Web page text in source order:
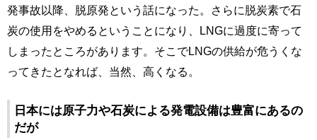
発事故以降、脱原発という話になった。さらに脱炭素で石
炭の使用をやめるということになり、LNGに過度に寄って
しまったところがあります。そこでLNGの供給が危うくな
ってきたとなれば、当然、高くなる。
日本には原子力や石炭による発電設備は豊富にあるの
だが